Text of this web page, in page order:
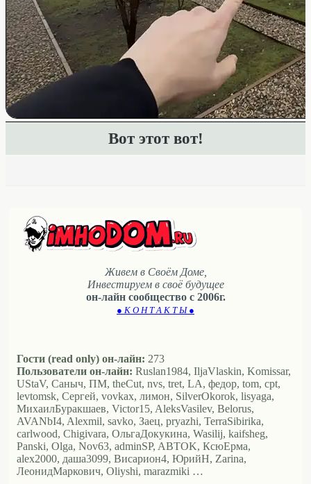
Вот этот вот!
Живем в Своём Доме,
Инвестируем в своё будущее
он-лайн сообщество с 2006г.
● К О Н Т А К Т Ы ●
Гости (read only) он-лайн: 273
Пользователи он-лайн: Ruslan1984, IljaVlaskin, Komissar,
UStaV, Саныч, ПМ, theCut, nvs, tret, LA, федор, tom, cpt,
levtomsk, Сергей, vovkax, лимон, SilverOkorok, lisyaga,
МихаилБуракшаев, Victor15, AleksVasilev, Belorus,
AVANbI4, Alexmil, savko, Заец, pryazhi, TerraSibirika,
carlwood, Chigivara, ОльгаДокукина, Wasilij, kaifsheg,
Panski, Olga, Nov63, adminSP, ABTOK, КсюЕрма,
alex2000, даша3099, Висариoн4, ЮрийН, Zarina,
ЛеонидМаркович, Oliyshi, marazmiki …